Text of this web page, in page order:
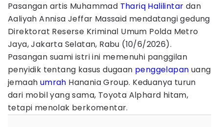
Pasangan artis Muhammad Thariq Halilintar dan
Aaliyah Annisa Jeffar Massaid mendatangi gedung
Direktorat Reserse Kriminal Umum Polda Metro
Jaya, Jakarta Selatan, Rabu (10/6/2026).
Pasangan suami istri ini memenuhi panggilan
penyidik tentang kasus dugaan penggelapan uang
jemaah umrah Hanania Group. Keduanya turun
dari mobil yang sama, Toyota Alphard hitam,
tetapi menolak berkomentar.